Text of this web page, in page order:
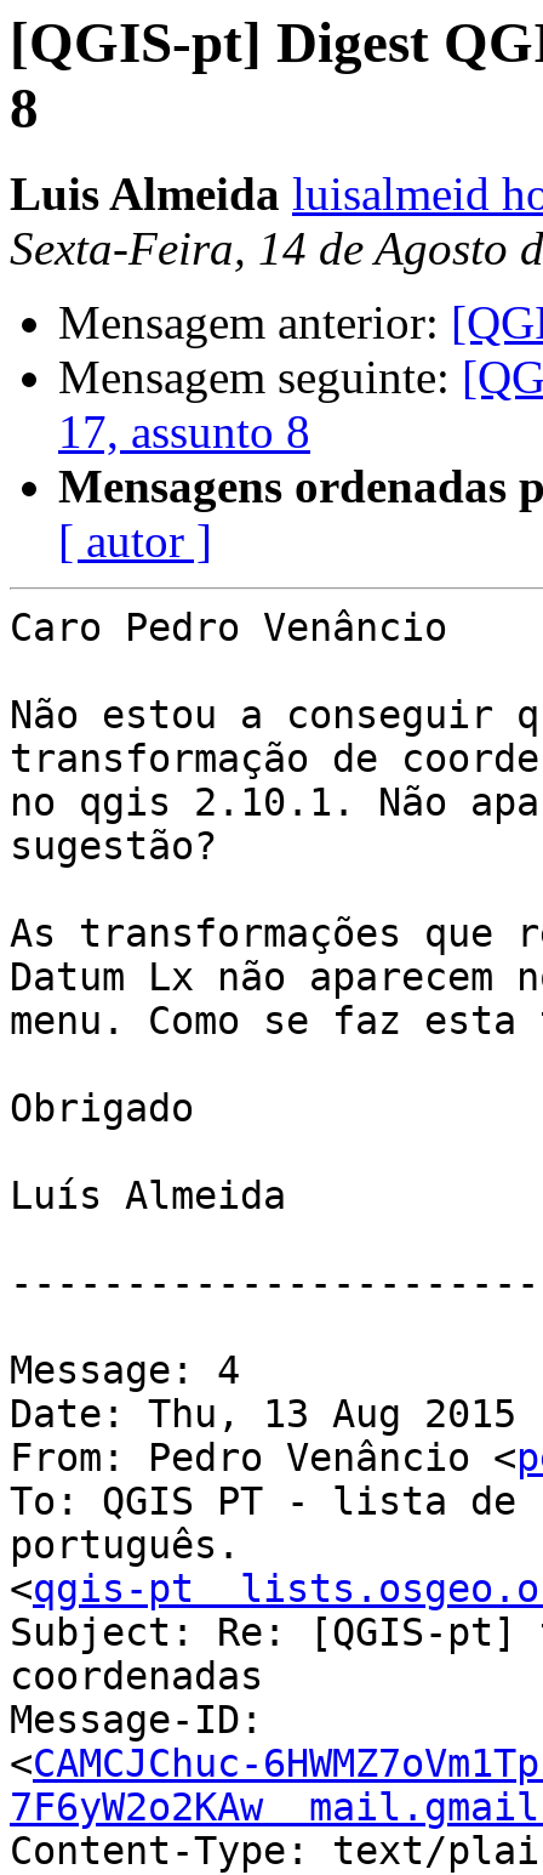
[QGIS-pt] Digest
8
Luis Almeida luisalmeid
Sexta-Feira, 14 de Agosto
Mensagem anterior:
Mensagem seguinte:
17, assunto 8
Mensagens ordenadas
[ autor ]
Caro Pedro Venâncio
Não estou a conseguir
transformação de
no qgis 2.10.1. Não
sugestão?
As transformações que
Datum Lx não aparecem
menu. Como se faz esta
Obrigado
Luís Almeida
Message: 4
Date: Thu, 13 Aug 2015
From: Pedro Venâncio <
To: QGIS PT - lista de
português.
<qgis-pt
Subject: Re: [QGIS-pt]
coordenadas
Message-ID:
<CAMCJChuc-
7F6yW2o2KAw
Content-Type: text/